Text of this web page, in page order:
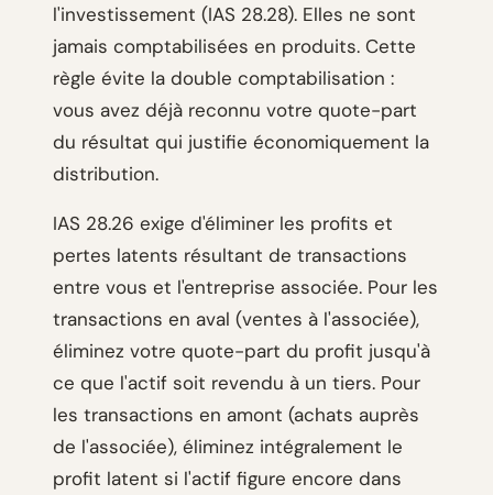
l'investissement (IAS 28.28). Elles ne sont
jamais comptabilisées en produits. Cette
règle évite la double comptabilisation :
vous avez déjà reconnu votre quote-part
du résultat qui justifie économiquement la
distribution.
IAS 28.26 exige d'éliminer les profits et
pertes latents résultant de transactions
entre vous et l'entreprise associée. Pour les
transactions en aval (ventes à l'associée),
éliminez votre quote-part du profit jusqu'à
ce que l'actif soit revendu à un tiers. Pour
les transactions en amont (achats auprès
de l'associée), éliminez intégralement le
profit latent si l'actif figure encore dans